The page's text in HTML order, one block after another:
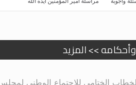
>> المزيد
الخطاب الختامي للاجتماع الوطني